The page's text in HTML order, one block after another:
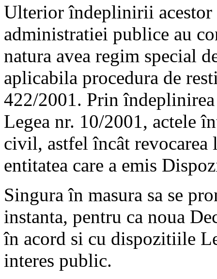
Ulterior îndeplinirii
administratiei publice au
natura avea regim special
aplicabila procedura de
422/2001. Prin
Legea nr. 10/2001, actele
civil, astfel încât revocarea
entitatea care a emis
Singura în masura sa se
instanta, pentru ca noua
în acord si cu dispozitiile
interes public.